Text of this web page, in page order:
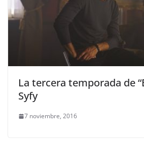
La tercera temporada de
Syfy
7 noviembre, 2016